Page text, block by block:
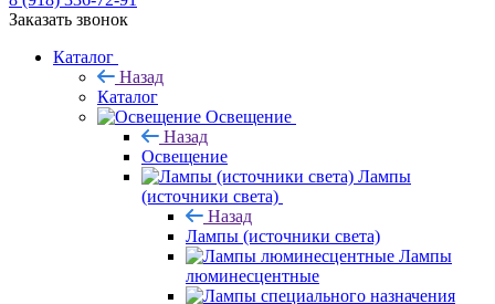
Заказать звонок
Каталог
Назад
Каталог
Освещение
Назад
Освещение
Лампы
(источники света)
Назад
Лампы (источники света)
Лампы
люминесцентные